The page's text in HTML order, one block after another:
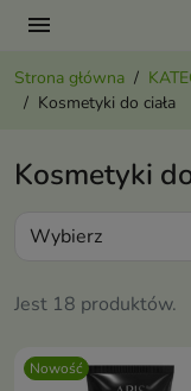
menu
Strona główna
Kosmetyki do ciała
Kosmetyki
Jest 18 produktów.
Wybierz
Nowość